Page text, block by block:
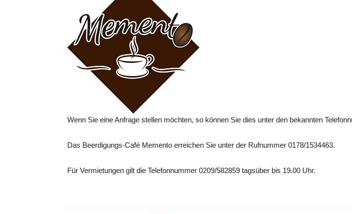
Wenn Sie eine Anfrage stellen möchten, so können Sie dies unter den bekannten
Das Beerdigungs-Café Memento erreichen Sie unter der Rufnummer 0178/1534463.
Für Vermietungen gilt die Telefonnummer 0209/582859 tagsüber bis 19.00 Uhr.